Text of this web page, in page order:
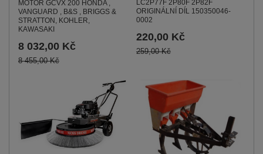
MOTOR GCVX 200 HONDA ,
VANGUARD , B&S , BRIGGS &
STRATTON, KOHLER,
KAWASAKI
8 032,00 Kč
8 455,00 Kč
LC2P77F 2P80F 2P82F
ORIGINÁLNÍ DÍL 150350046-
0002
220,00 Kč
259,00 Kč